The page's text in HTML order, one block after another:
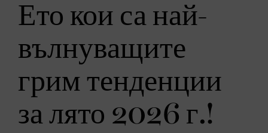
Ето кои са най-
вълнуващите
грим тенденции
за лято 2026 г.!